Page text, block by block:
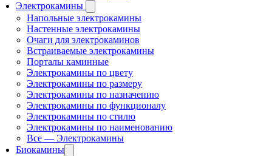
Электрокамины
Напольные электрокамины
Настенные электрокамины
Очаги для электрокаминов
Встраиваемые электрокамины
Порталы каминные
Электрокамины по цвету
Электрокамины по размеру
Электрокамины по назначению
Электрокамины по функционалу
Электрокамины по стилю
Электрокамины по наименованию
Все — Электрокамины
Биокамины